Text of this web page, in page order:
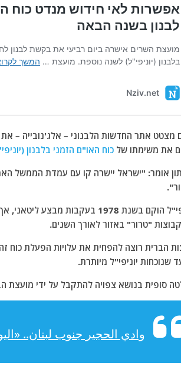
מצטט אתר החדשות הלבנוני – אלג'נובייה –
את משימתו של כוח האו"ם הזמני בלבנון
יוניפי"ל הוקם בשנת 1978
"טרור" באזור לאורך השנים.
הברית רוצה להפחית את עלויות הפעלת כוח
שנוכחות יוניפי"ל מיותרת.
סופית בנושא צפויה להתקבל על ידי מועצת
وادي الحجير جنوب لبنان..